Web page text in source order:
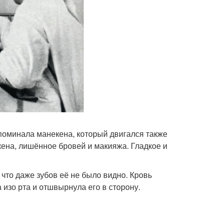
манекена, который двигался также
лишённое бровей и макияжа. Гладкое и
даже зубов её не было видно. Кровь
рта и отшвырнула его в сторону.